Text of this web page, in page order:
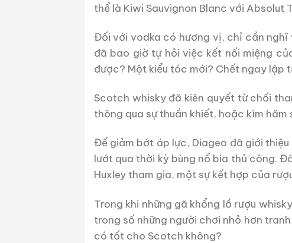
thể là Kiwi Sauvignon Blanc với
Đối với vodka có hương vị, chỉ cần nghĩ
đã bao giờ tự hỏi việc kết nối miệng
được? Một kiểu tóc mới? Chết ngay lập
Scotch whisky đã kiên quyết từ chối
thông qua sự thuần khiết, hoặc kìm
Để giảm bớt áp lực, Diageo đã giới
lướt qua thời kỳ bùng nổ bia thủ công.
Huxley tham gia, một sự kết hợp của
Trong khi những gã khổng lồ rượu
trong số những người chơi nhỏ hơn
có tốt cho Scotch không?